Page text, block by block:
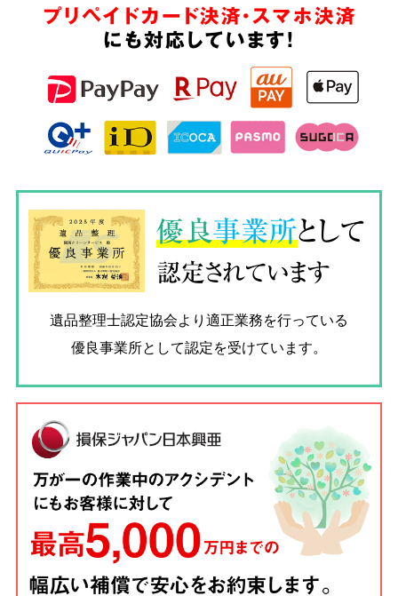
プリペイドカード決済・スマホ決済
にも対応しています!
優良事業所として
認定されています
遺品整理士認定協会より適正業務を行っている
優良事業所として認定を受けています。